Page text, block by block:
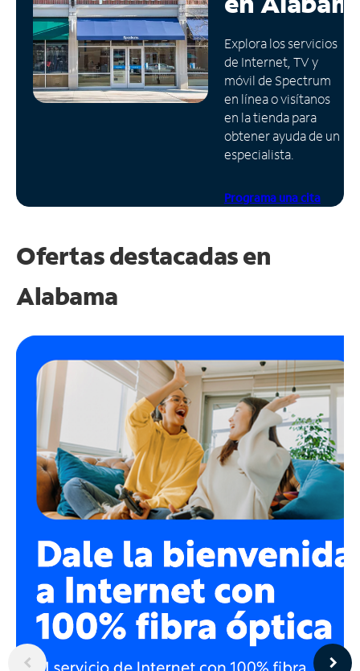
Administrar
cuenta
Encuentra
una
tienda
Explora los servicios
de Internet, TV y
móvil de Spectrum
en línea o visítanos
en la tienda para
obtener ayuda de un
especialista.
Programa una cita
Ofertas destacadas en
Alabama